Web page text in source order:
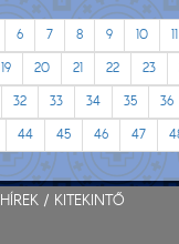
6 7 8 9 10 11
19 20 21 22 23
32 33 34 35 36
44 45 46 47
HÍREK / KITEKINTŐ